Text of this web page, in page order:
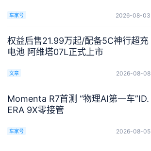
2026-08-03
车家号
权益后售21.99万起/配备5C神行超充
电池 阿维塔07L正式上市
2026-08-08
文章
Momenta R7首测 “物理AI第一车”ID.
ERA 9X零接管
2026-08-05
车家号